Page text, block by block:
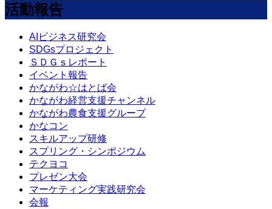
活動報告
AIビジネス研究会
SDGsプロジェクト
ＳＤＧｓレポート
イベント報告
かながわ☆はとば会
かながわ経営支援チャンネル
かながわ農食支援グループ
かなコン
スキルアップ研修
スプリング・シンポジウム
テクヨコ
プレゼン大会
マーケティング実践研究会
会報